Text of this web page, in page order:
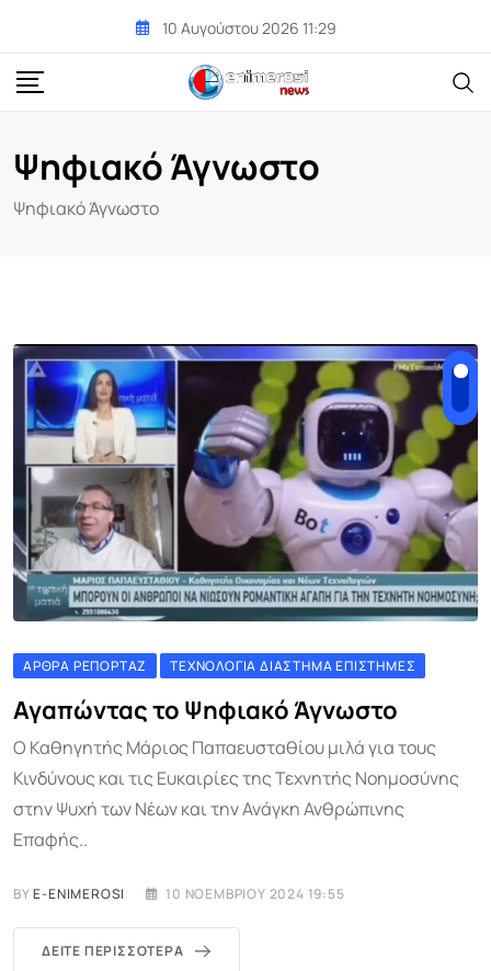
content
10 Αυγούστου 2026 11:29
Ψηφιακό Άγνωστο
Ψηφιακό Άγνωστο
ΆΡΘΡΑ ΡΕΠΟΡΤΆΖ ΤΕΧΝΟΛΟΓΊΑ ΔΙΆΣΤΗΜΑ ΕΠΙΣΤΉΜΕΣ
Αγαπώντας το Ψηφιακό Άγνωστο
Ο Καθηγητής Μάριος Παπαευσταθίου μιλά για τους
Κινδύνους και τις Ευκαιρίες της Τεχνητής Νοημοσύνης
στην Ψυχή των Νέων και την Ανάγκη Ανθρώπινης
Επαφής..
BYE-ENIMEROSI 10 ΝΟΕΜΒΡΊΟΥ 2024 19:55
ΔΕΊΤΕ ΠΕΡΙΣΣΌΤΕΡΑ